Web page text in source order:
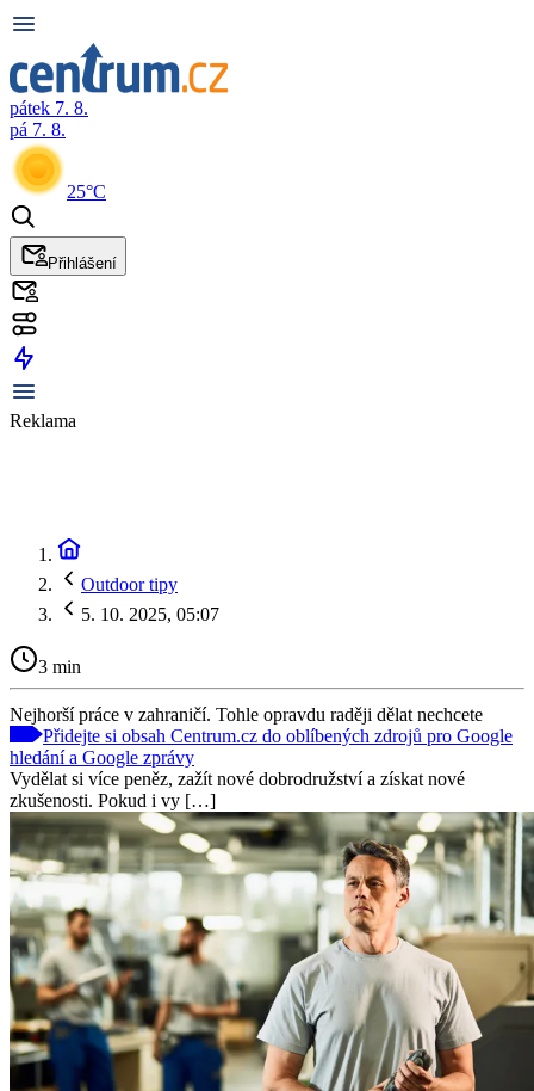
pátek 7. 8.
pá 7. 8.
25°C
Přihlášení
Reklama
Outdoor tipy
5. 10. 2025, 05:07
3 min
Nejhorší práce v zahraničí. Tohle opravdu raději dělat nechcete
Přidejte si obsah Centrum.cz do oblíbených zdrojů pro Google
hledání a Google zprávy
Vydělat si více peněz, zažít nové dobrodružství a získat nové
zkušenosti. Pokud i vy […]